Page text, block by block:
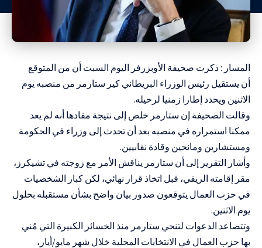
المسار : ذكرت صحيفة الأوبزرفر اليوم السبت ‌أن من المتوقع
أن يستقيل رئيس الوزراء البريطاني كير ستارمر من منصبه يوم
الاثنين ويحدد إطارا زمنيا لرحيله.
وقالت الصحيفة إن ستارمر خلص إلى نتيجة مفادها أنه لم يعد
ممكنا استمراره في منصبه بعد أن تحدث إلى وزراء في الحكومة
ومستشارين ومانحين وقادة نقابيين.
وأشار التقرير ‌إلى أن ستارمر يناقش ‌الأمر مع زوجته في تشيكرز،
مقر إقامته الريفي، ‌قبل اتخاذ قرار نهائي، لكن كبار الشخصيات
في حزب العمال يتوقعون صدور بيان واضح بشأن مستقبله بحلول
يوم الاثنين.
وتتصاعد الدعوات لتنحي ستارمر منذ الخسائر الكبيرة التي مُني
بها حزب العمال في الانتخابات المحلية خلال شهر مايو/أيار،